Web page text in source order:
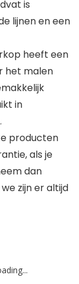
is
lijnen en een
heeft een
het malen
in
producten
als je
dan
zijn er altijd